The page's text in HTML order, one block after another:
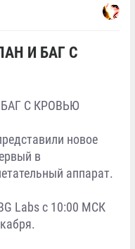
И БАГ С
С КРОВЬЮ
новое
в
аппарат.
Labs с 10:00 МСК